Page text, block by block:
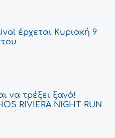
έρχεται Κυριακή 9
να τρέξει ξανά!
RIVIERA NIGHT RUN